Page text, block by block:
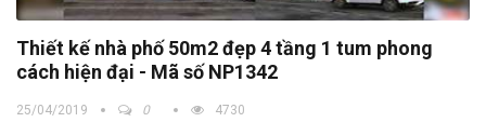
Thiết kế nhà phố 50m2 đẹp 4 tầng 1 tum phong
cách hiện đại - Mã số NP1342
25/04/2019 0 4730